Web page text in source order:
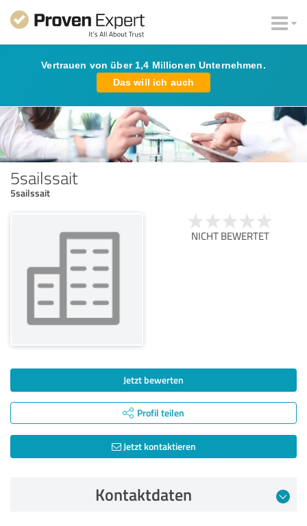
Vertrauen von über 1,4 Millionen Unternehmen.
Das will ich auch
5sailssait
5sailssait
NICHT BEWERTET
Jetzt bewerten
Profil teilen
Jetzt kontaktieren
Kontaktdaten